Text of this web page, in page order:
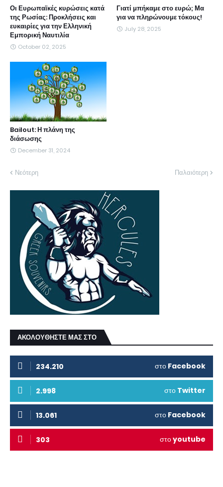
Οι Ευρωπαϊκές κυρώσεις κατά
της Ρωσίας: Προκλήσεις και
ευκαιρίες για την Ελληνική
Εμπορική Ναυτιλία
October 02, 2025
Γιατί μπήκαμε στο ευρώ; Μα
για να πληρώνουμε τόκους!
July 28, 2025
Bailout: Η πλάνη της
διάσωσης
December 31, 2024
Νεότερη Παλαιότερη
ΑΚΟΛΟΥΘΗΣΤΕ ΜΑΣ ΣΤΟ
234.210 στο Facebook
2.998 στο Twitter
13.061 στο Facebook
303 στοyoutube